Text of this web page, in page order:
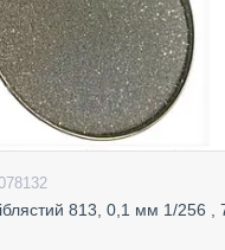
813, 0,1 мм 1/256 ,